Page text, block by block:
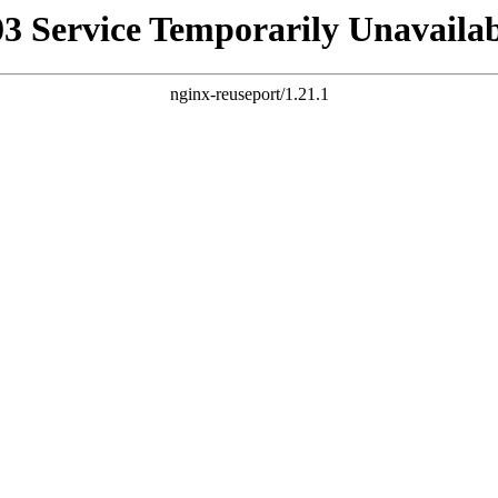
Service Temporarily
nginx-reuseport/1.21.1